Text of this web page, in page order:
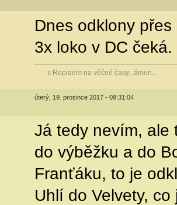
Dnes odklony
3x loko v DC čeká.
s Ropidem na věčné časy...ámen...
úterý, 19. prosince 2017 - 09:31:04
Já tedy nevím, ale
do výběžku a do
Franťáku, to je
Uhlí do Velvety,